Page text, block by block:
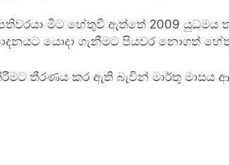
මීට හේතුවී ඇත්තේ 2009 යුධමය
යොදා ගැනීමට පියවර නොගත්
තීරණය කර ඇති බැවින් මාර්තු මාසය